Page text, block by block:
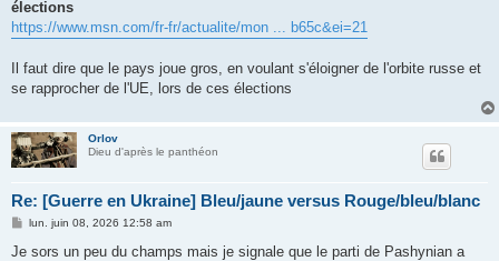
élections
https://www.msn.com/fr-fr/actualite/mon ... b65c&ei=21
Il faut dire que le pays joue gros, en voulant s'éloigner de l'orbite russe et
se rapprocher de l'UE, lors de ces élections
Orlov
Dieu d'après le panthéon
Re: [Guerre en Ukraine] Bleu/jaune versus Rouge/bleu/blanc
M
s
lun. juin 08, 2026 12:58 am
Je sors un peu du champs mais je signale que le parti de Pashynian a